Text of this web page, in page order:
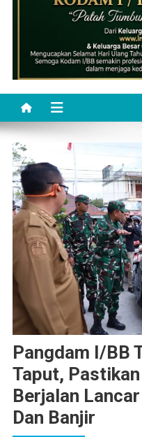
Pangdam I/BB
Taput,
Berjalan
Dan Banjir